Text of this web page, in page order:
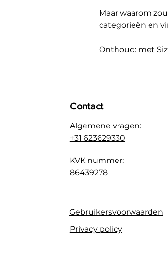
Maar waarom
categorieën en
Onthoud: met
Contact
Algemene vragen:
+31 623629330
KVK nummer:
86439278
Gebruikersvoorwaarden
Privacy policy